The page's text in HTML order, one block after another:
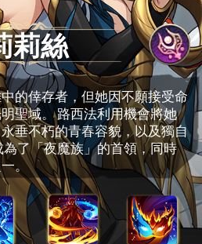
莉絲
的倖存者，但她因不願接受命
聖域。 路西法利用機會將她
垂不朽的青春容貌，以及獨自
了「夜魔族」的首領，同時
。